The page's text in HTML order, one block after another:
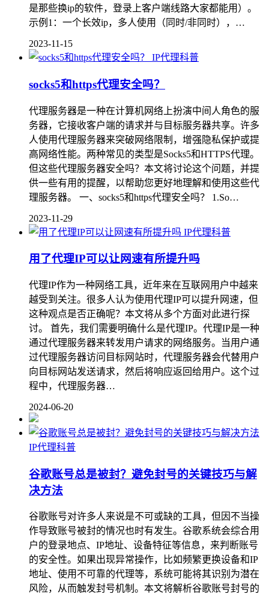
是那些换ip的软件，登录上客户端线路大家都能用）。
示例1：一个长效ip，多人使用（同时/非同时），…
2023-11-15
IP代理科普
socks5和https代理安全吗？
代理服务器是一种在计算机网络上扮演中间人角色的服
务器，它接收客户端的请求并与目标服务器共享。许多
人使用代理服务器来突破网络限制，增强隐私保护或提
高网络性能。两种常见的类型是Socks5和HTTPS代理。
但这些代理服务器安全吗？本文将讨论这个问题，并提
供一些有用的提醒，以帮助您更好地理解和使用这些代
理服务器。 一、socks5和https代理安全吗？ 1.So…
2023-11-29
IP代理科普
用了代理IP可以让网速有所提升吗
代理IP作为一种网络工具，近年来在互联网用户中越来
越受到关注。很多人认为使用代理IP可以提升网速，但
这种观点是否正确呢？本文将从多个方面对此进行探
讨。 首先，我们需要明确什么是代理IP。代理IP是一种
通过代理服务器来转发用户请求的网络服务。当用户通
过代理服务器访问目标网站时，代理服务器会代替用户
向目标网站发送请求，然后将响应返回给用户。这个过
程中，代理服务器…
2024-06-20
IP代理科普
谷歌账号总是被封？避免封号的关键技巧与解
决方法
谷歌账号对许多人来说是不可或缺的工具，但因不当操
作导致账号被封的情况也时有发生。谷歌系统会综合用
户的登录地点、IP地址、设备特征等信息，来判断账号
的安全性。如果出现异常操作，比如频繁更换设备和IP
地址、使用不可靠的代理等，系统可能将其识别为潜在
风险，从而触发封号机制。本文将解析谷歌账号封号的